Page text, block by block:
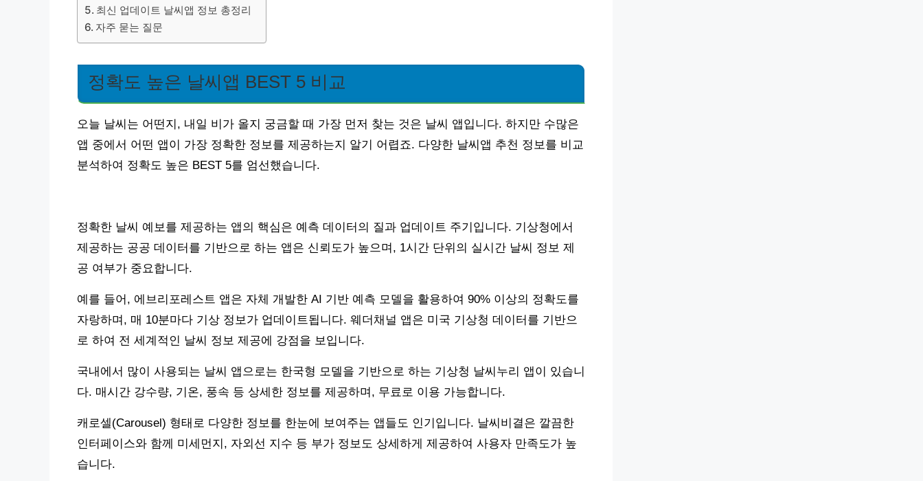
최신 업데이트 날씨앱 정보 총정리
자주 묻는 질문
정확도 높은 날씨앱 BEST 5 비교
오늘 날씨는 어떤지, 내일 비가 올지 궁금할 때 가장 먼저 찾는 것은 날씨 앱입니다. 하지만 수많은
앱 중에서 어떤 앱이 가장 정확한 정보를 제공하는지 알기 어렵죠. 다양한 날씨앱 추천 정보를 비교
분석하여 정확도 높은 BEST 5를 엄선했습니다.
정확한 날씨 예보를 제공하는 앱의 핵심은 예측 데이터의 질과 업데이트 주기입니다. 기상청에서
제공하는 공공 데이터를 기반으로 하는 앱은 신뢰도가 높으며, 1시간 단위의 실시간 날씨 정보 제
공 여부가 중요합니다.
예를 들어, 에브리포레스트 앱은 자체 개발한 AI 기반 예측 모델을 활용하여 90% 이상의 정확도를
자랑하며, 매 10분마다 기상 정보가 업데이트됩니다. 웨더채널 앱은 미국 기상청 데이터를 기반으
로 하여 전 세계적인 날씨 정보 제공에 강점을 보입니다.
국내에서 많이 사용되는 날씨 앱으로는 한국형 모델을 기반으로 하는 기상청 날씨누리 앱이 있습니
다. 매시간 강수량, 기온, 풍속 등 상세한 정보를 제공하며, 무료로 이용 가능합니다.
캐로셀(Carousel) 형태로 다양한 정보를 한눈에 보여주는 앱들도 인기입니다. 날씨비결은 깔끔한
인터페이스와 함께 미세먼지, 자외선 지수 등 부가 정보도 상세하게 제공하여 사용자 만족도가 높
습니다.